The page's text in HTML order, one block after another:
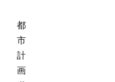
都
市
計
画